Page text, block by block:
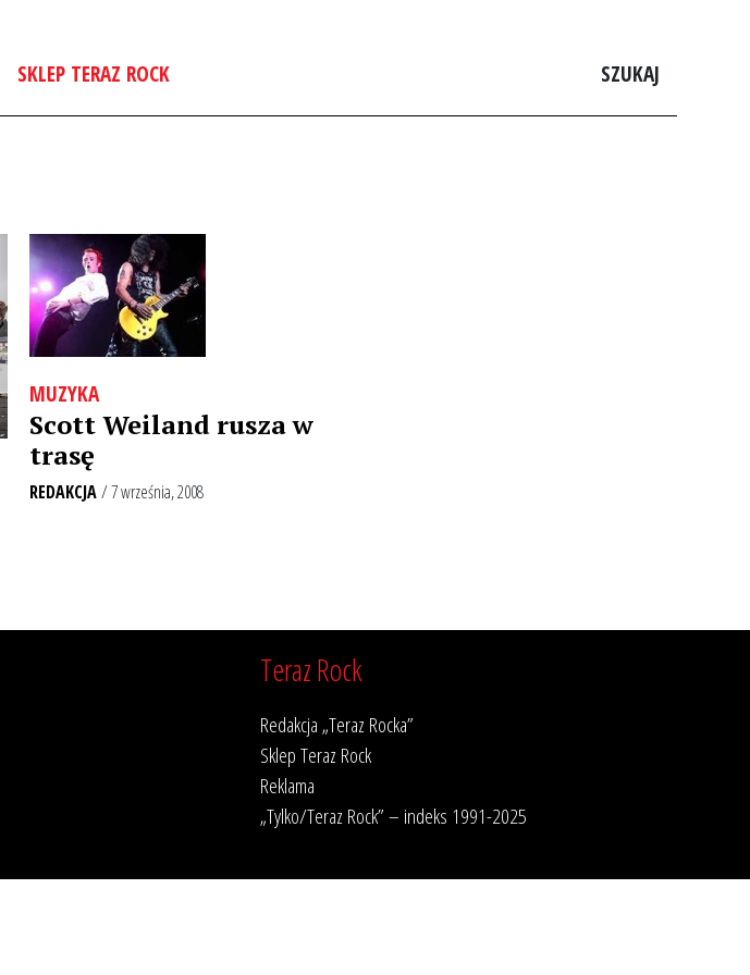
SKLEP TERAZ ROCK SZUKAJ
MUZYKA
Scott Weiland rusza w
trasę
REDAKCJA/ 7 września, 2008
Teraz Rock
Redakcja „Teraz Rocka”
Sklep Teraz Rock
Reklama
„Tylko/Teraz Rock” – indeks 1991-2025